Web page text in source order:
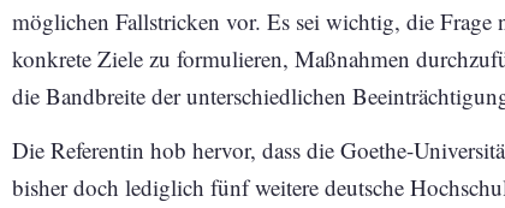
möglichen Fallstricken vor. Es sei wichtig, die Frage
konkrete Ziele zu formulieren, Maßnahmen
die Bandbreite der unterschiedlichen
Die Referentin hob hervor, dass die Goethe-
bisher doch lediglich fünf weitere deutsche